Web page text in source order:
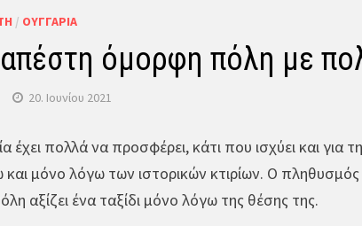
/ ΟΥΓΓΑΡΊΑ
όμορφη πόλη με
20. Ιουνίου 2021
έχει πολλά να προσφέρει, κάτι που ισχύει και
μόνο λόγω των ιστορικών κτιρίων. Ο
αξίζει ένα ταξίδι μόνο λόγω της θέσης της.